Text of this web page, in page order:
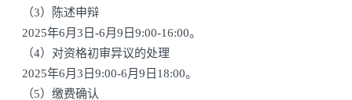
（3）陈述申辩
2025年6月3日-6月9日9:00-16:00。
（4）对资格初审异议的处理
2025年6月3日9:00-6月9日18:00。
（5）缴费确认